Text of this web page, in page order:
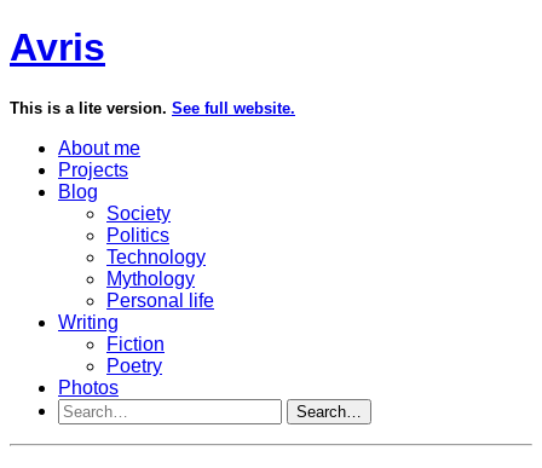
Avris
This is a lite version. See full website.
About me
Projects
Blog
Society
Politics
Technology
Mythology
Personal life
Writing
Fiction
Poetry
Photos
Search…